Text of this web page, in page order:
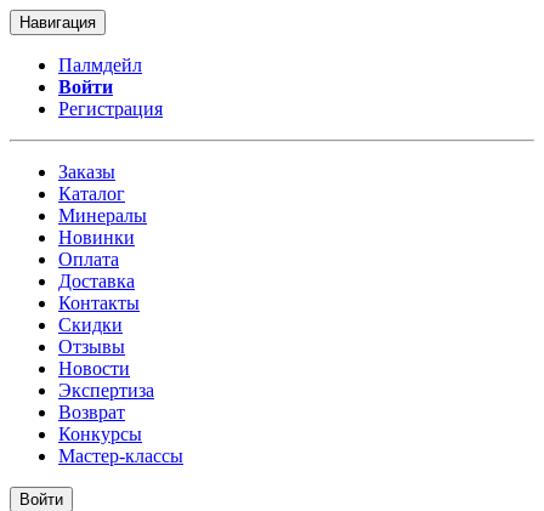
Навигация
Палмдейл
Войти
Регистрация
Заказы
Каталог
Минералы
Новинки
Оплата
Доставка
Контакты
Скидки
Отзывы
Новости
Экспертиза
Возврат
Конкурсы
Мастер-классы
Войти